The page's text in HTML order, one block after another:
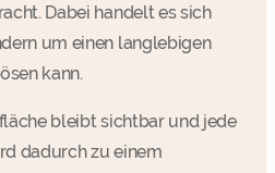
Dabei handelt es sich
um einen langlebigen
kann.
bleibt sichtbar und jede
dadurch zu einem